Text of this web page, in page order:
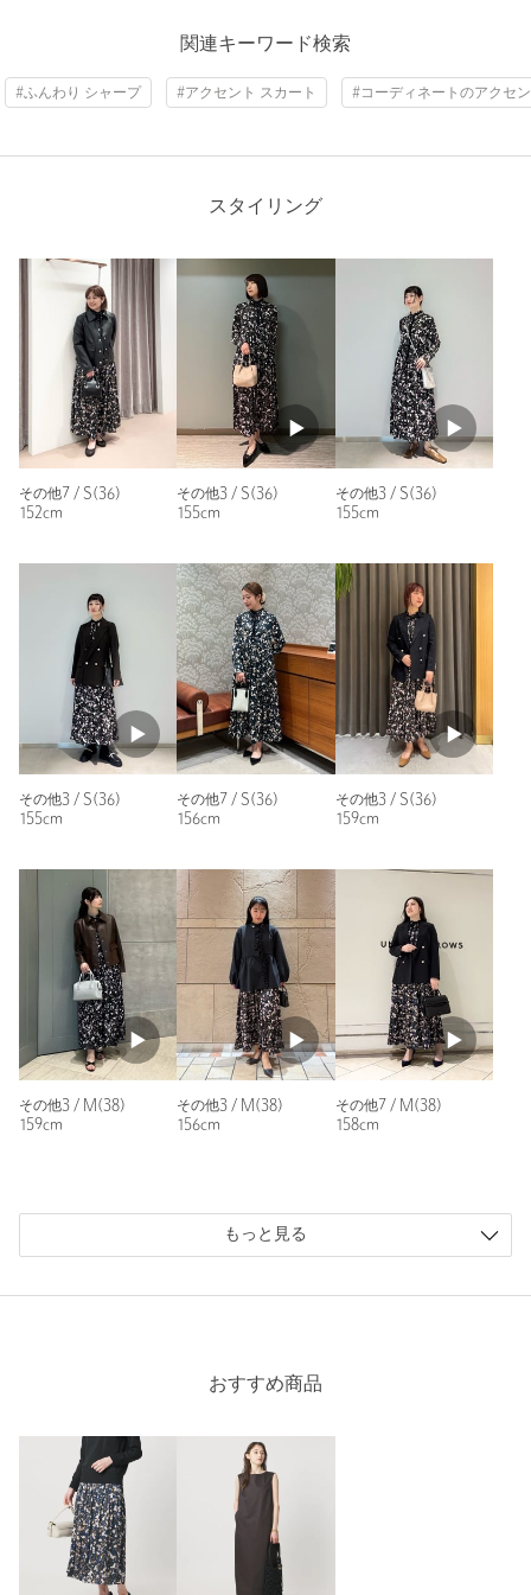
ニックネーム： こーな
購入サイズ：M(38)
｜
購入カラー：その他3
きつすぎたのでMにしました。お腹周りがゆったりで、ゆるく
身長：158cm
普段の着用サイズ：
2人が参考になったと回答
参考になった
投稿日： 2026年4月12日
購入サイズ：M(38)
｜
購入カラー：その他3
購入商品のサイズ感：ちょうどよい
購入を迷いましたが、試着したら迷わず購入してましたw上半
身はタイトでウエストから下がソフトに広がるデザインなので
全体的なバランスがとれて、1枚で決まるお洋服です。
性別：女性
年代： 30代後半
身長：
2人が参考になったと回答
参考になった
※レビューは、個人の主観による感想・体感によるもので、商品の効果や性
関連キーワード検索
#ふんわり シャープ #アクセント スカート #コーディネートのアクセ
スタイリング
その他7 / S(36)
152cm
その他3 / S(36)
155cm
その他3 / S(36)
155cm
その他3 / S(36)
155cm
その他7 / S(36)
156cm
その他3 / S(36)
159cm
その他3 / M(38)
159cm
その他3 / M(38)
156cm
その他7 / M(38)
158cm
もっと見る
おすすめ商品